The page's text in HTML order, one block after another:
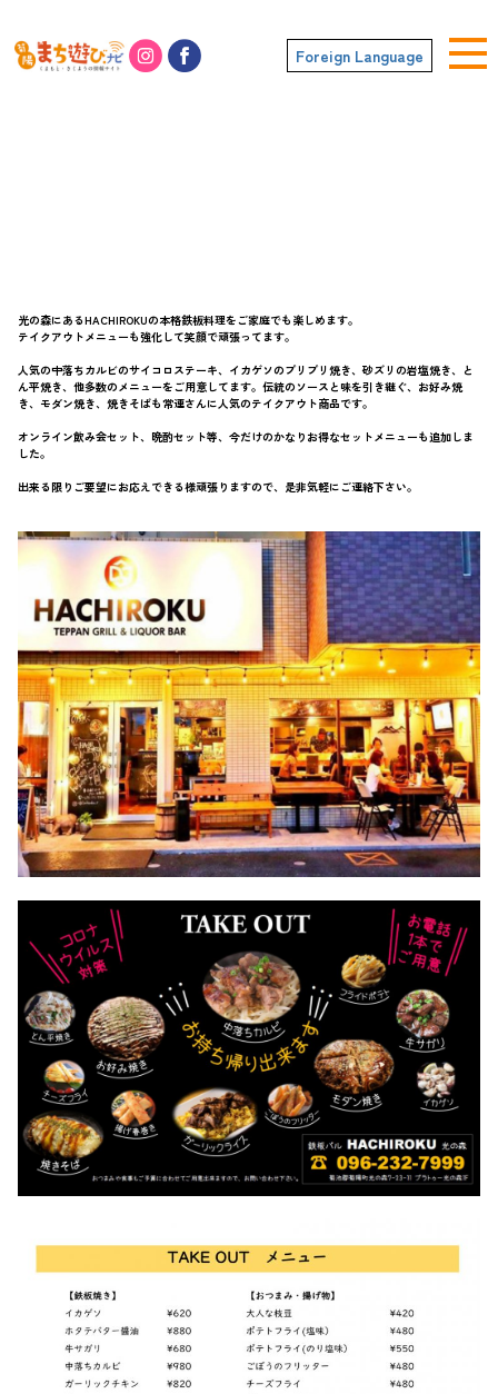
Foreign Language
光の森にあるHACHIROKUの本格鉄板料理をご家庭でも楽しめます。
テイクアウトメニューも強化して笑顔で頑張ってます。
人気の中落ちカルビのサイコロステーキ、イカゲソのプリプリ焼き、砂ズリの岩塩焼き、と
ん平焼き、他多数のメニューをご用意してます。伝統のソースと味を引き継ぐ、お好み焼
き、モダン焼き、焼きそばも常連さんに人気のテイクアウト商品です。
オンライン飲み会セット、晩酌セット等、今だけのかなりお得なセットメニューも追加しま
した。
出来る限りご要望にお応えできる様頑張りますので、是非気軽にご連絡下さい。